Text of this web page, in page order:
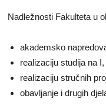
Nadležnosti Fakulteta u
akademsko
realizaciju studija na
realizaciju stručnih
obavljanje i drugih